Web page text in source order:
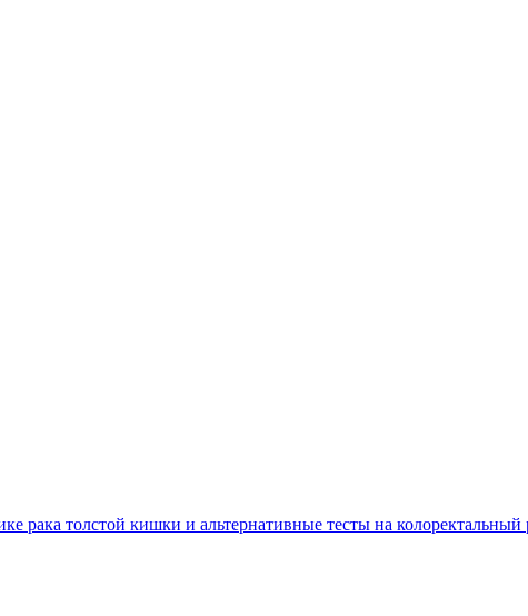
рака толстой кишки и альтернативные тесты на колоректальный